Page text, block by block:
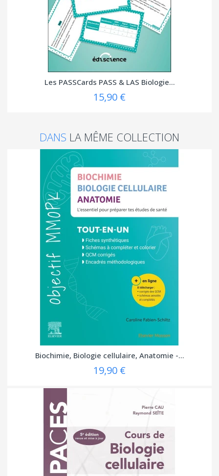
Les PASSCards PASS & LAS Biologie...
15,90 €
DANS LA MÊME COLLECTION
Biochimie, Biologie cellulaire, Anatomie -...
19,90 €